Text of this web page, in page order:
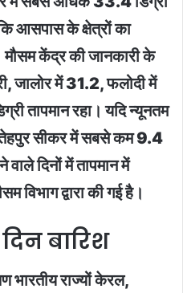
आसपास के क्षेत्रों का
मौसम केंद्र की जानकारी के
जालोर में 31.2, फलोदी में
तापमान रहा। यदि न्यूनतम
सीकर में सबसे कम 9.4
वाले दिनों में तापमान में
विभाग द्वारा की गई है।
बारिश
भारतीय राज्यों केरल,